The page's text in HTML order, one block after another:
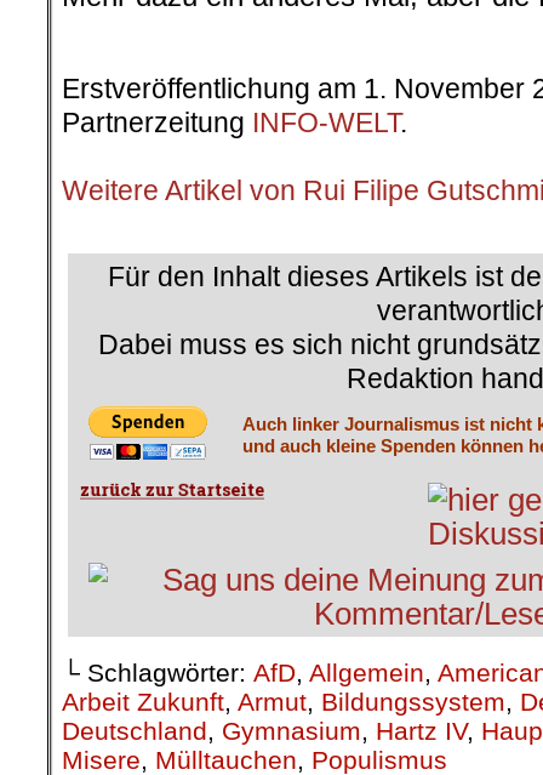
Erstveröffentlichung am 1. November
Partnerzeitung INFO-WELT.
Weitere Artikel von Rui Filipe
Für den Inhalt dieses Artikels ist
Dabei muss es sich nicht
Redaktion
Auch linker Journalismus ist nicht
und auch kleine Spenden können
└ Schlagwörter: AfD, Allgemein,
Arbeit Zukunft, Armut, Bildungssystem,
Deutschland, Gymnasium, Hartz IV,
Misere, Mülltauchen, Populismus